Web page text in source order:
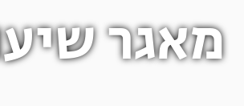
מאגר